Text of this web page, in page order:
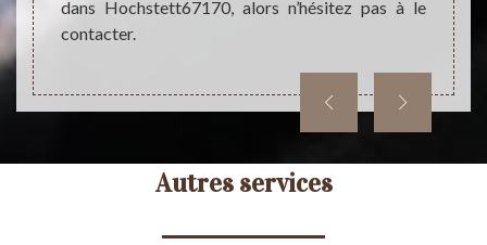
dans Hochstett67170, alors n’hésitez pas à le
contacter.
Autres services